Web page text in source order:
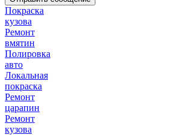
Покраска
кузова
Ремонт
вмятин
Полировка
авто
Локальная
покраска
Ремонт
царапин
Ремонт
кузова